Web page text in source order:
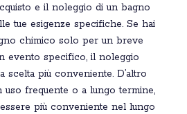
e il noleggio di un bagno
tue esigenze specifiche. Se hai
chimico solo per un breve
evento specifico, il noleggio
scelta più conveniente. D’altro
uso frequente o a lungo termine,
più conveniente nel lungo